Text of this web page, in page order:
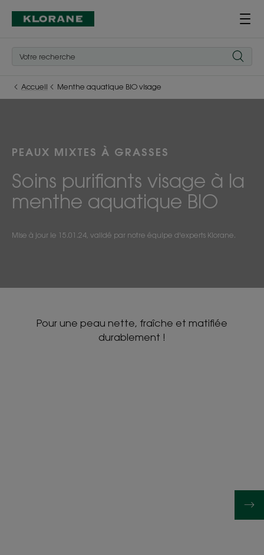
Accueil Menthe aquatique BIO visage
PEAUX MIXTES À GRASSES
Soins purifiants visage à la
menthe aquatique BIO
Mise à jour le 15.01.24, validé par notre équipe d'experts Klorane.
Pour une peau nette, fraîche et matifiée
durablement !